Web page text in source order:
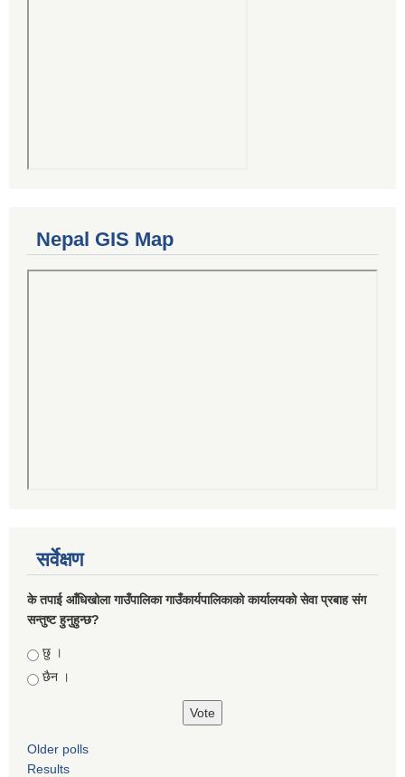
Nepal GIS Map
सर्वेक्षण
के तपाई आँधिखोला गाउँपालिका गाउँकार्यपालिकाको कार्यालयको सेवा प्रबाह संग
सन्तुष्ट हुनुहुन्छ?
Choices
छु ।
छैन ।
Older polls
Results